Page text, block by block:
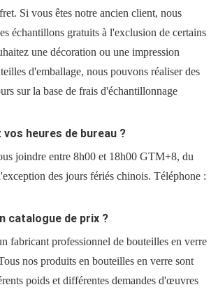
Si vous êtes notre ancien client, nous
échantillons gratuits à l'exclusion de certains
une décoration ou une impression
d'emballage, nous pouvons réaliser des
sur la base de frais d'échantillonnage
heures de bureau ?
joindre entre 8h00 et 18h00 GTM+8, du
des jours fériés chinois. Téléphone :
catalogue de prix ?
fabricant professionnel de bouteilles en verre
nos produits en bouteilles en verre sont
poids et différentes demandes d'œuvres